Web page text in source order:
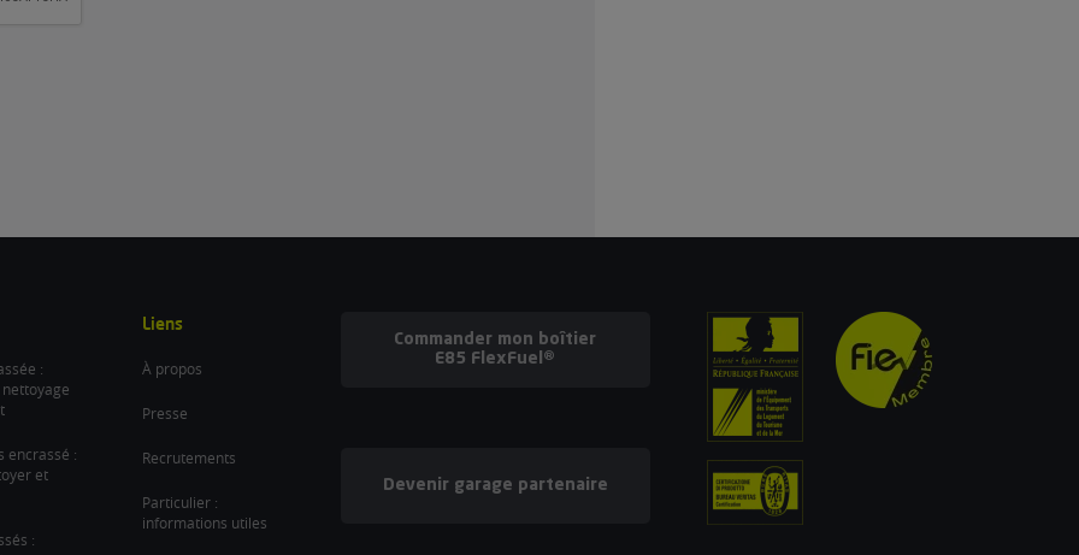
:
encrassé :
et
:
Liens
À propos
Presse
Recrutements
Particulier :
informations utiles
Commander mon boîtier
E85 FlexFuel®
Devenir garage partenaire